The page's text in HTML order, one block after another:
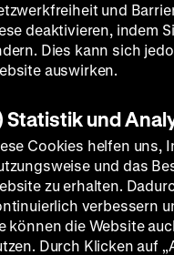
und
deaktivieren, indem
Dies kann sich
auswirken.
Statistik und
Cookies helfen uns,
und das
zu erhalten.
verbessern
können die Website
Durch Klicken auf